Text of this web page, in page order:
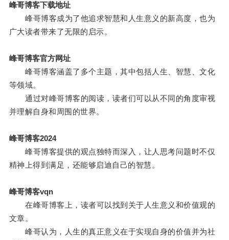
峰哥博客下载地址
峰哥博客成为了他追求智慧和人生意义的新高度，也为
广大读者带来了无限的启示。
峰哥博客官方网址
峰哥博客涵盖了多个主题，其中包括人生、智慧、文化
等领域。
通过对峰哥博客的阅读，读者们可以从不同的角度审视
并理解自身和周围的世界。
峰哥博客2024
峰哥博客提供的观点独特而深入，让人思考问题时不仅
精神上得到满足，还能够启迪自己的智慧。
峰哥博客vqn
在峰哥博客上，读者可以找到关于人生意义和价值观的
文章。
峰哥认为，人生的真正意义在于实现自身的价值并为社